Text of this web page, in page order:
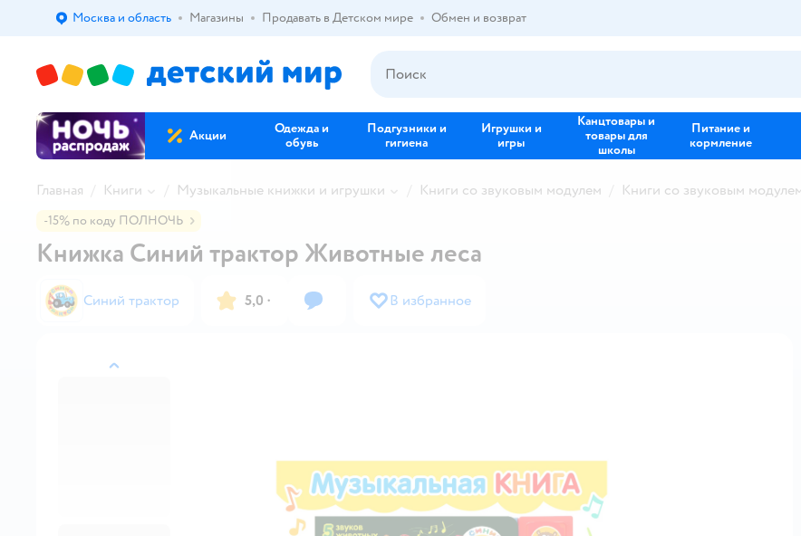
Выбор адреса доставки.
Москва и область Магазины Продавать в Детском мире Обмен и возврат
Акции
Одежда и
обувь
Подгузники и
гигиена
Игрушки и
игры
Канцтовары и
товары для
школы
Питание и
кормление
Главная Книги Музыкальные книжки и игрушки Книги со звуковым модулем Книги со звуковым
назад
-15% по коду ПОЛНОЧЬ
Книжка Синий трактор Животные леса
Синий трактор 5,0 · В избранное